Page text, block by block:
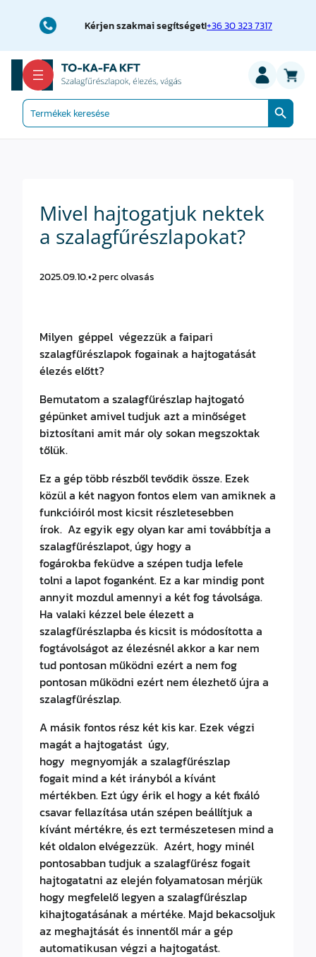
Kérjen szakmai segítséget!+36 30 323 7317
Search
for:
Search Button
Mivel hajtogatjuk nektek
a szalagfűrészlapokat?
2025.09.10.•2 perc olvasás
Milyen géppel végezzük a faipari
szalagfűrészlapok fogainak a hajtogatását
élezés előtt?
Bemutatom a szalagfűrészlap hajtogató
gépünket amivel tudjuk azt a minőséget
biztosítani amit már oly sokan megszoktak
tőlük.
Ez a gép több részből tevődik össze. Ezek
közül a két nagyon fontos elem van amiknek a
funkcióiról most kicsit részletesebben
írok. Az egyik egy olyan kar ami továbbítja a
szalagfűrészlapot, úgy hogy a
fogárokba feküdve a szépen tudja lefele
tolni a lapot foganként. Ez a kar mindig pont
annyit mozdul amennyi a két fog távolsága.
Ha valaki kézzel bele élezett a
szalagfűrészlapba és kicsit is módosította a
fogtávolságot az élezésnél akkor a kar nem
tud pontosan működni ezért a nem fog
pontosan működni ezért nem élezhető újra a
szalagfűrészlap.
A másik fontos rész két kis kar. Ezek végzi
magát a hajtogatást úgy,
hogy megnyomják a szalagfűrészlap
fogait mind a két irányból a kívánt
mértékben. Ezt úgy érik el hogy a két fixáló
csavar fellazítása után szépen beállítjuk a
kívánt mértékre, és ezt természetesen mind a
két oldalon elvégezzük. Azért, hogy minél
pontosabban tudjuk a szalagfűrész fogait
hajtogatatni az elején folyamatosan mérjük
hogy megfelelő legyen a szalagfűrészlap
kihajtogatásának a mértéke. Majd bekacsoljuk
az meghajtását és innentől már a gép
automatikusan végzi a hajtogatást.